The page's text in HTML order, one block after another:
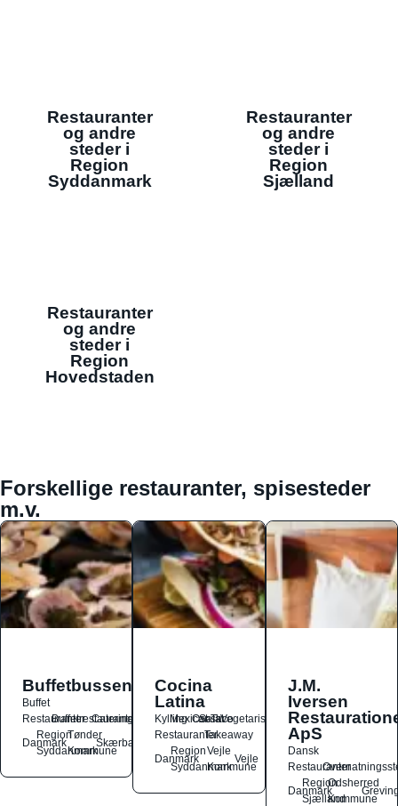
Restauranter
og andre
steder i
Region
Syddanmark
Restauranter
og andre
steder i
Region
Sjælland
Restauranter
og andre
steder i
Region
Hovedstaden
Forskellige restauranter, spisesteder
m.v.
Buffetbussen
Buffet
Restauranter
Buffetrestauranter
Catering
Danmark
Region
Syddanmark
Tønder
Kommune
Skærbæk
Cocina
Latina
Kylling
Mexicansk
OstSalat
TacoVegetarisk
RestauranterTakeaway
Danmark
Region
Syddanmark
Vejle
Kommune
Vejle
J.M.
Iversen
ApS
Dansk
Restauranter
Danmark
Region
Sjælland
Odsherred
Kommune